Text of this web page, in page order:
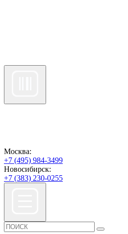
Москва:
+7 (495) 984-3499
Новосибирск:
+7 (383) 230-0255